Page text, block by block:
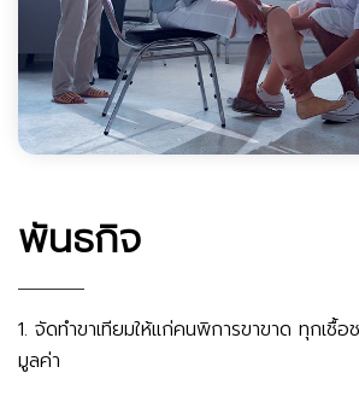
พันธกิจ
1. จัดทำขาเทียมให้แก่คนพิการขาขาด ทุกเชื้
มูลค่า